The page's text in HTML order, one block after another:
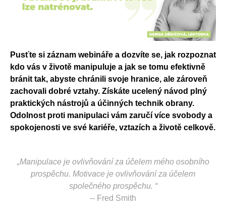
Pusťte si záznam webináře a dozvíte se, jak rozpoznat
kdo vás v životě manipuluje a jak se tomu efektivně
bránit tak, abyste chránili svoje hranice, ale zároveň
zachovali dobré vztahy. Získáte ucelený návod plný
praktických nástrojů a účinných technik obrany.
Odolnost proti manipulaci vám zaručí více svobody a
spokojenosti ve své kariéře, vztazích a životě celkově.
„Manipulace je ovlivňování za účelem mého osobního
prospěchu. Motivace je ovlivňování za účelem
společného prospěchu. “
-- Fred Smith